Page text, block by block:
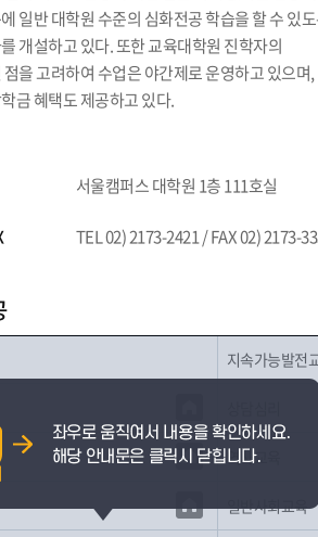
일반 대학원 수준의 심화전공 학습을 할 수 있
개설하고 있다. 또한 교육대학원 진학자의
을 고려하여 수업은 야간제로 운영하고 있으며,
금 혜택도 제공하고 있다.
서울캠퍼스 대학원 1층 111호실
TEL 02) 2173-2421 / FAX 02) 2173-
지속가능발전
역사교육
일반사회교육